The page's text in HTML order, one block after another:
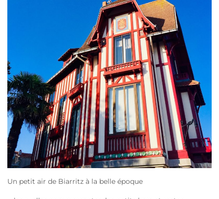
Un petit air de Biarritz à la belle époque